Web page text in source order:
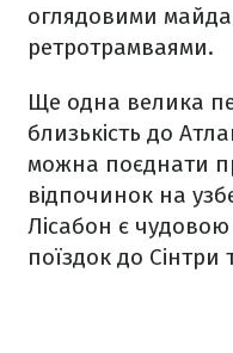
оглядовими
ретротрамваями.
Ще одна велика
близькість до
можна поєднати
відпочинок на
Лісабон є
поїздок до Сінтри